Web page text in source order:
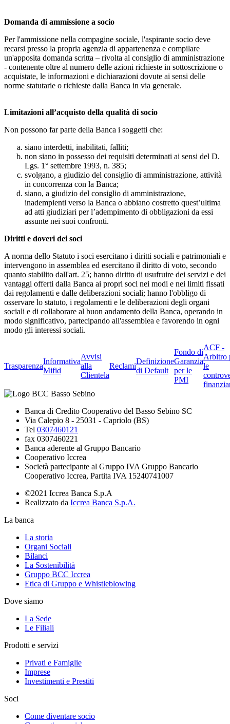
Domanda di ammissione a socio
Per l'ammissione nella compagine sociale, l'aspirante socio deve
recarsi presso la propria agenzia di appartenenza e compilare
un'apposita domanda scritta – rivolta al consiglio di amministrazione
- contenente oltre al numero delle azioni richieste in sottoscrizione o
acquistate, le informazioni e dichiarazioni dovute ai sensi delle
norme statutarie o richieste dalla Banca in via generale.
Limitazioni all’acquisto della qualità di socio
Non possono far parte della Banca i soggetti che:
siano interdetti, inabilitati, falliti;
non siano in possesso dei requisiti determinati ai sensi del D.
Lgs. 1° settembre 1993, n. 385;
svolgano, a giudizio del consiglio di amministrazione, attività
in concorrenza con la Banca;
siano, a giudizio del consiglio di amministrazione,
inadempienti verso la Banca o abbiano costretto quest’ultima
ad atti giudiziari per l’adempimento di obbligazioni da essi
assunte nei suoi confronti.
Diritti e doveri dei soci
A norma dello Statuto i soci esercitano i diritti sociali e patrimoniali e
intervengono in assemblea ed esercitano il diritto di voto, secondo
quanto stabilito dall'art. 25; hanno diritto di usufruire dei servizi e dei
vantaggi offerti dalla Banca ai propri soci nei modi e nei limiti fissati
dai regolamenti e dalle deliberazioni sociali; hanno l'obbligo di
osservare lo statuto, i regolamenti e le deliberazioni degli organi
sociali e di collaborare al buon andamento della Banca, operando in
modo significativo, partecipando all'assemblea e favorendo in ogni
modo gli interessi sociali.
Trasparenza
Informativa
Mifid
Avvisi
alla
Clientela
Reclami
Definizione
di Default
Fondo di
Garanzia
per le
PMI
ACF -
Arbitro
le
Banca di Credito Cooperativo del Basso Sebino SC
Via Calepio 8 - 25031 - Capriolo (BS)
Tel 0307460121
fax 0307460221
Banca aderente al Gruppo Bancario
Cooperativo Iccrea
Società partecipante al Gruppo IVA Gruppo Bancario
Cooperativo Iccrea, Partita IVA 15240741007
©2021 Iccrea Banca S.p.A
Realizzato da Iccrea Banca S.p.A.
La banca
La storia
Organi Sociali
Bilanci
La Sostenibilità
Gruppo BCC Iccrea
Etica di Gruppo e Whistleblowing
Dove siamo
La Sede
Le Filiali
Prodotti e servizi
Privati e Famiglie
Imprese
Investimenti e Prestiti
Soci
Come diventare socio